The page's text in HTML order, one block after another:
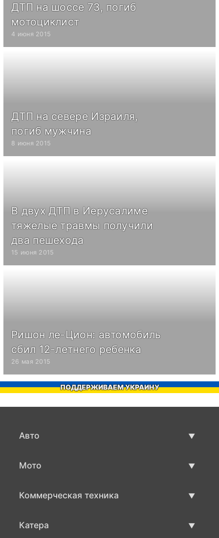
ДТП на шоссе 73, погиб
мотоциклист
4 июня 2015
ДТП на севере Израиля,
погиб мужчина
8 июня 2015
В двух ДТП в Иерусалиме
тяжелые травмы получили
два пешехода
15 июня 2015
Ришон ле-Цион: автомобиль
сбил 12-летнего ребенка
26 мая 2015
ПОДДЕРЖИВАЕМ УКРАИНУ
Авто
Мото
Коммерческая техника
Катера